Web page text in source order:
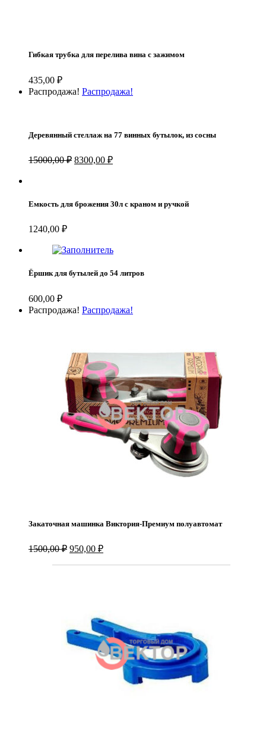
Гибкая трубка для перелива вина с зажимом
435,00 ₽
Распродажа! Распродажа!
Деревянный стеллаж на 77 винных бутылок, из сосны
15000,00₽ Первоначальная
8300,00 ₽Текущая
Емкость для брожения 30л с краном и ручкой
1240,00 ₽
Ёршик для бутылей до 54 литров
600,00 ₽
Распродажа! Распродажа!
Закаточная машинка Виктория-Премиум полуавтомат
1500,00₽ Первоначальная
составляла
950,00 ₽Текущая